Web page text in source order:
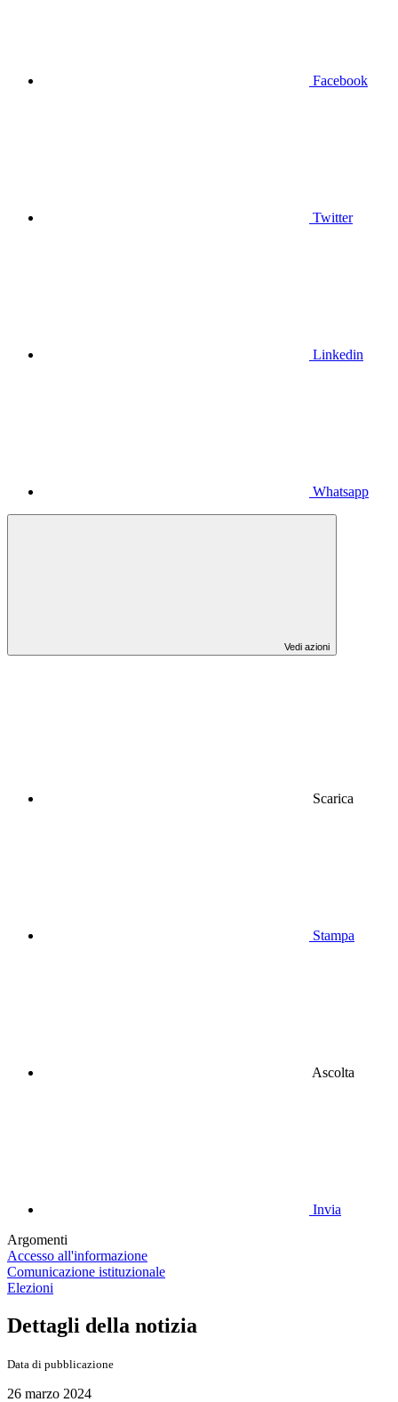
Facebook
Twitter
Linkedin
Whatsapp
Vedi azioni
Scarica
Stampa
Ascolta
Invia
Argomenti
Accesso all'informazione
Comunicazione istituzionale
Elezioni
Dettagli della notizia
Data di pubblicazione
26 marzo 2024